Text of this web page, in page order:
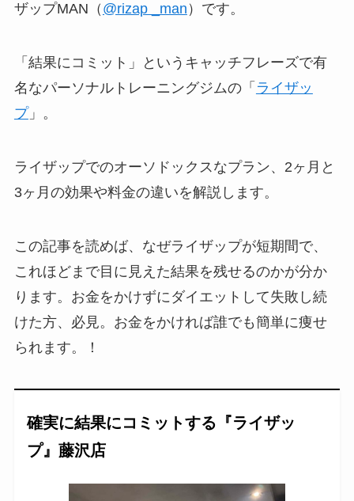
ザップMAN（ @rizap _man ）です。
「結果にコミット」というキャッチフレーズで有
名なパーソナルトレーニングジムの「 ライザッ
プ」。
ライザップでのオーソドックスなプラン、2ヶ月と
3ヶ月の効果や料金の違いを解説します。
この記事を読めば、なぜライザップが短期間で、
これほどまで目に見えた結果を残せるのかが分か
ります。お金をかけずにダイエットして失敗し続
けた方、必見。お金をかければ誰でも簡単に痩せ
られます。！
確実に結果にコミットする『ライザッ
プ』藤沢店